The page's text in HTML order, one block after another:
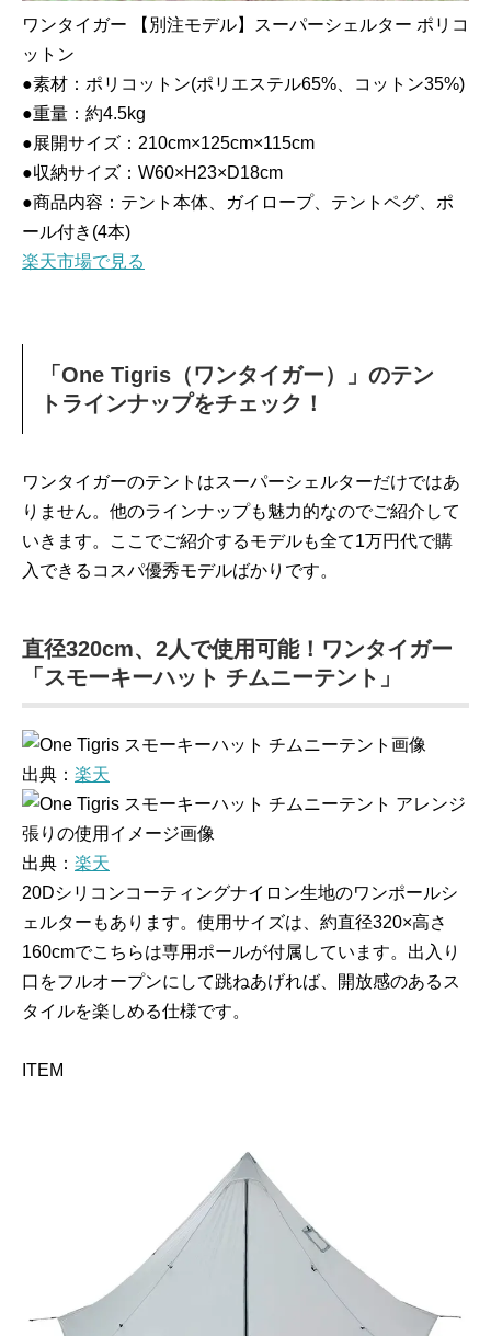
ワンタイガー 【別注モデル】スーパーシェルター ポリコ
ットン
●素材：ポリコットン(ポリエステル65%、コットン35%)
●重量：約4.5kg
●展開サイズ：210cm×125cm×115cm
●収納サイズ：W60×H23×D18cm
●商品内容：テント本体、ガイロープ、テントペグ、ポ
ール付き(4本)
楽天市場で見る
「One Tigris（ワンタイガー）」のテン
トラインナップをチェック！
ワンタイガーのテントはスーパーシェルターだけではあ
りません。他のラインナップも魅力的なのでご紹介して
いきます。ここでご紹介するモデルも全て1万円代で購
入できるコスパ優秀モデルばかりです。
直径320cm、2人で使用可能！ワンタイガー
「スモーキーハット チムニーテント」
出典： 楽天
出典： 楽天
20Dシリコンコーティングナイロン生地のワンポールシ
ェルターもあります。使用サイズは、約直径320×高さ
160cmでこちらは専用ポールが付属しています。出入り
口をフルオープンにして跳ねあげれば、開放感のあるス
タイルを楽しめる仕様です。
ITEM